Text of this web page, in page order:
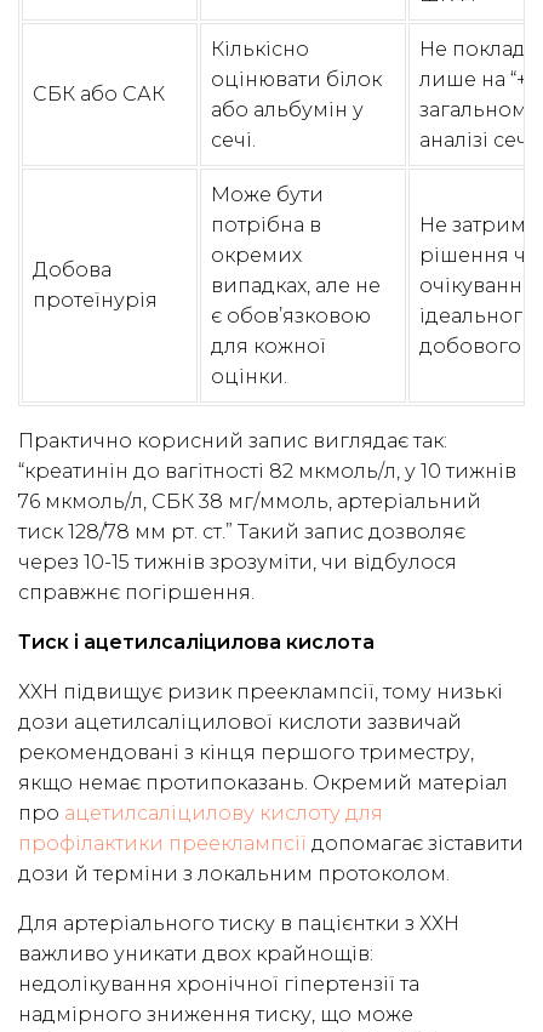
СБК або САК
Кількісно
оцінювати білок
або альбумін у
сечі.
Не
лише на
загальному
аналізі сечі.
Добова
протеїнурія
Може бути
потрібна в
окремих
випадках, але не
є обов’язковою
для кожної
оцінки.
Не
рішення
очікування
ідеального
добового
Практично корисний запис виглядає так:
“креатинін до вагітності 82 мкмоль/л, у 10 тижнів
76 мкмоль/л, СБК 38 мг/ммоль, артеріальний
тиск 128/78 мм рт. ст.” Такий запис дозволяє
через 10-15 тижнів зрозуміти, чи відбулося
справжнє погіршення.
Тиск і ацетилсаліцилова кислота
ХХН підвищує ризик прееклампсії, тому низькі
дози ацетилсаліцилової кислоти зазвичай
рекомендовані з кінця першого триместру,
якщо немає протипоказань. Окремий матеріал
про ацетилсаліцилову кислоту для
профілактики прееклампсії допомагає зіставити
дози й терміни з локальним протоколом.
Для артеріального тиску в пацієнтки з ХХН
важливо уникати двох крайнощів:
недолікування хронічної гіпертензії та
надмірного зниження тиску, що може